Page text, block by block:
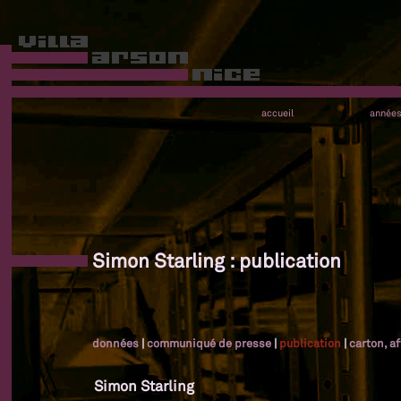
accueil années
Simon Starling : publication
données |communiqué de presse | publication |carton,
Simon Starling